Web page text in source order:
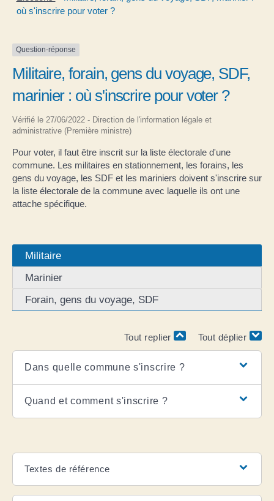
où s'inscrire pour voter ?
Question-réponse
Militaire, forain, gens du voyage, SDF,
marinier : où s'inscrire pour voter ?
Vérifié le 27/06/2022 - Direction de l'information légale et
administrative (Première ministre)
Pour voter, il faut être inscrit sur la liste électorale d'une
commune. Les militaires en stationnement, les forains, les
gens du voyage, les SDF et les mariniers doivent s'inscrire sur
la liste électorale de la commune avec laquelle ils ont une
attache spécifique.
Militaire
Marinier
Forain, gens du voyage, SDF
Tout replier Tout déplier
Dans quelle commune s'inscrire ?
Quand et comment s'inscrire ?
Textes de référence